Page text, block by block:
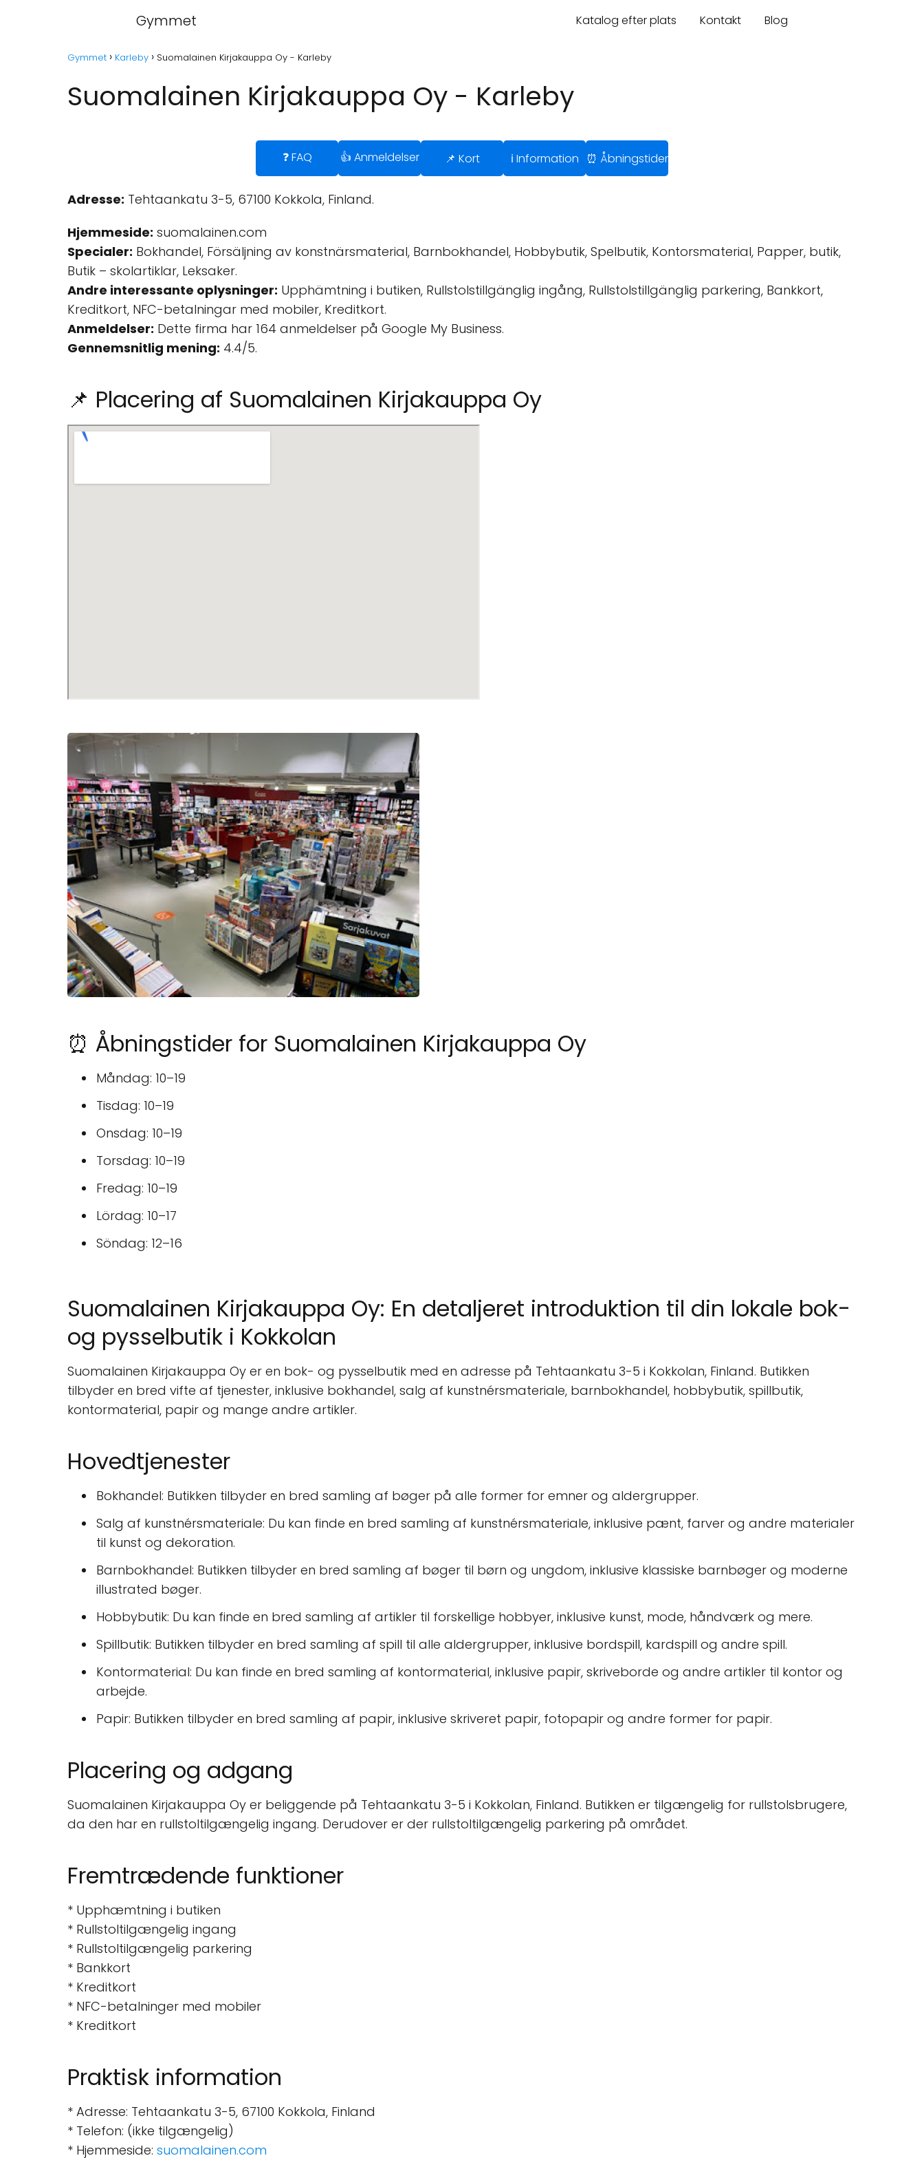
Gymmet Katalog efter plats Kontakt Blog
Gymmet Karleby Suomalainen Kirjakauppa Oy - Karleby
Suomalainen Kirjakauppa Oy - Karleby
❓ FAQ 👍 Anmeldelser 📌 Kort ℹ️ Information ⏰ Åbningstider
Adresse: Tehtaankatu 3-5, 67100 Kokkola, Finland.
Hjemmeside: suomalainen.com
Specialer: Bokhandel, Försäljning av konstnärsmaterial, Barnbokhandel, Hobbybutik, Spelbutik, Kontorsmaterial, Papper, butik,
Butik – skolartiklar, Leksaker.
Andre interessante oplysninger: Upphämtning i butiken, Rullstolstillgänglig ingång, Rullstolstillgänglig parkering, Bankkort,
Kreditkort, NFC-betalningar med mobiler, Kreditkort.
Anmeldelser: Dette firma har 164 anmeldelser på Google My Business.
Gennemsnitlig mening: 4.4/5.
📌 Placering af Suomalainen Kirjakauppa Oy
⏰ Åbningstider for Suomalainen Kirjakauppa Oy
Måndag: 10–19
Tisdag: 10–19
Onsdag: 10–19
Torsdag: 10–19
Fredag: 10–19
Lördag: 10–17
Söndag: 12–16
Suomalainen Kirjakauppa Oy: En detaljeret introduktion til din lokale bok-
og pysselbutik i Kokkolan
Suomalainen Kirjakauppa Oy er en bok- og pysselbutik med en adresse på Tehtaankatu 3-5 i Kokkolan, Finland. Butikken
tilbyder en bred vifte af tjenester, inklusive bokhandel, salg af kunstnérsmateriale, barnbokhandel, hobbybutik, spillbutik,
kontormaterial, papir og mange andre artikler.
Hovedtjenester
Bokhandel: Butikken tilbyder en bred samling af bøger på alle former for emner og aldergrupper.
Salg af kunstnérsmateriale: Du kan finde en bred samling af kunstnérsmateriale, inklusive pænt, farver og andre materialer
til kunst og dekoration.
Barnbokhandel: Butikken tilbyder en bred samling af bøger til børn og ungdom, inklusive klassiske barnbøger og moderne
illustrated bøger.
Hobbybutik: Du kan finde en bred samling af artikler til forskellige hobbyer, inklusive kunst, mode, håndværk og mere.
Spillbutik: Butikken tilbyder en bred samling af spill til alle aldergrupper, inklusive bordspill, kardspill og andre spill.
Kontormaterial: Du kan finde en bred samling af kontormaterial, inklusive papir, skriveborde og andre artikler til kontor og
arbejde.
Papir: Butikken tilbyder en bred samling af papir, inklusive skriveret papir, fotopapir og andre former for papir.
Placering og adgang
Suomalainen Kirjakauppa Oy er beliggende på Tehtaankatu 3-5 i Kokkolan, Finland. Butikken er tilgængelig for rullstolsbrugere,
da den har en rullstoltilgængelig ingang. Derudover er der rullstoltilgængelig parkering på området.
Fremtrædende funktioner
* Upphæmtning i butiken
* Rullstoltilgængelig ingang
* Rullstoltilgængelig parkering
* Bankkort
* Kreditkort
* NFC-betalninger med mobiler
* Kreditkort
Praktisk information
* Adresse: Tehtaankatu 3-5, 67100 Kokkola, Finland
* Telefon: (ikke tilgængelig)
* Hjemmeside: suomalainen.com